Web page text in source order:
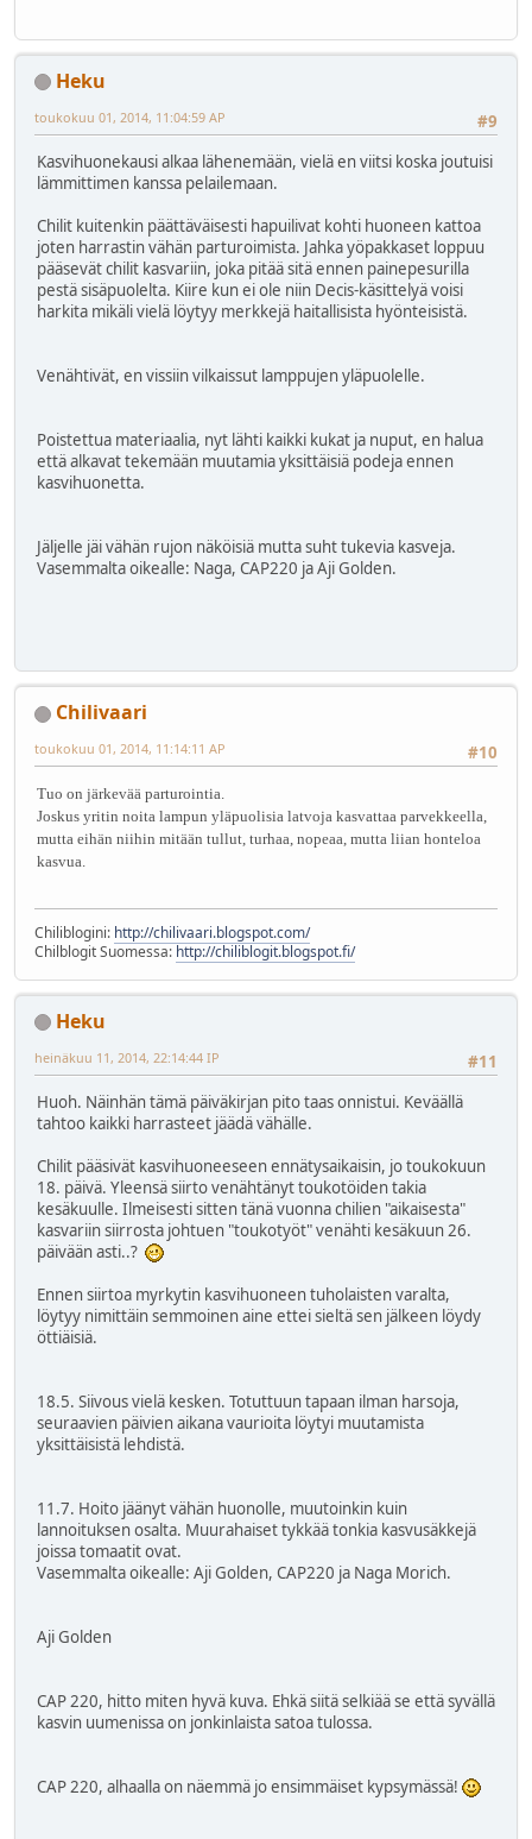
Heku
#9
toukokuu 01, 2014, 11:04:59 AP
Kasvihuonekausi alkaa lähenemään, vielä en viitsi koska joutuisi
lämmittimen kanssa pelailemaan.
Chilit kuitenkin päättäväisesti hapuilivat kohti huoneen kattoa
joten harrastin vähän parturoimista. Jahka yöpakkaset loppuu
pääsevät chilit kasvariin, joka pitää sitä ennen painepesurilla
pestä sisäpuolelta. Kiire kun ei ole niin Decis-käsittelyä voisi
harkita mikäli vielä löytyy merkkejä haitallisista hyönteisistä.
Venähtivät, en vissiin vilkaissut lamppujen yläpuolelle.
Poistettua materiaalia, nyt lähti kaikki kukat ja nuput, en halua
että alkavat tekemään muutamia yksittäisiä podeja ennen
kasvihuonetta.
Jäljelle jäi vähän rujon näköisiä mutta suht tukevia kasveja.
Vasemmalta oikealle: Naga, CAP220 ja Aji Golden.
Chilivaari
#10
toukokuu 01, 2014, 11:14:11 AP
Tuo on järkevää parturointia.
Joskus yritin noita lampun yläpuolisia latvoja kasvattaa parvekkeella,
mutta eihän niihin mitään tullut, turhaa, nopeaa, mutta liian honteloa
kasvua.
Chiliblogini: http://chilivaari.blogspot.com/
Chilblogit Suomessa: http://chiliblogit.blogspot.fi/
Heku
#11
heinäkuu 11, 2014, 22:14:44 IP
Huoh. Näinhän tämä päiväkirjan pito taas onnistui. Keväällä
tahtoo kaikki harrasteet jäädä vähälle.
Chilit pääsivät kasvihuoneeseen ennätysaikaisin, jo toukokuun
18. päivä. Yleensä siirto venähtänyt toukotöiden takia
kesäkuulle. Ilmeisesti sitten tänä vuonna chilien "aikaisesta"
kasvariin siirrosta johtuen "toukotyöt" venähti kesäkuun 26.
päivään asti..?
Ennen siirtoa myrkytin kasvihuoneen tuholaisten varalta,
löytyy nimittäin semmoinen aine ettei sieltä sen jälkeen löydy
öttiäisiä.
18.5. Siivous vielä kesken. Totuttuun tapaan ilman harsoja,
seuraavien päivien aikana vaurioita löytyi muutamista
yksittäisistä lehdistä.
11.7. Hoito jäänyt vähän huonolle, muutoinkin kuin
lannoituksen osalta. Muurahaiset tykkää tonkia kasvusäkkejä
joissa tomaatit ovat.
Vasemmalta oikealle: Aji Golden, CAP220 ja Naga Morich.
Aji Golden
CAP 220, hitto miten hyvä kuva. Ehkä siitä selkiää se että syvällä
kasvin uumenissa on jonkinlaista satoa tulossa.
CAP 220, alhaalla on näemmä jo ensimmäiset kypsymässä!